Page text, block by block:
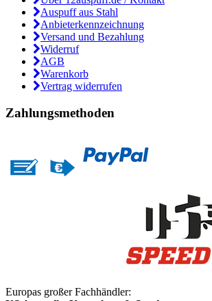
Auspuff aus Stahl
Anbieterkennzeichnung
Versand und Bezahlung
Widerruf
AGB
Warenkorb
Vertrag widerrufen
Zahlungsmethoden
Europas großer Fachhändler: